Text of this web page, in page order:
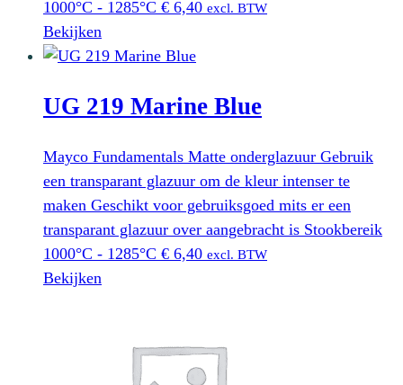
1000°C - 1285°C € 6,40 excl. BTW
Bekijken
UG 219 Marine Blue
Mayco Fundamentals Matte onderglazuur Gebruik
een transparant glazuur om de kleur intenser te
maken Geschikt voor gebruiksgoed mits er een
transparant glazuur over aangebracht is Stookbereik
1000°C - 1285°C € 6,40 excl. BTW
Bekijken